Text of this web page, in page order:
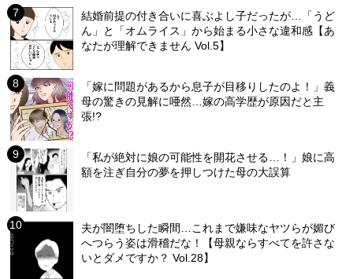
結婚前提の付き合いに喜ぶよし子だったが…「うど
ん」と「オムライス」から始まる小さな違和感【あ
なたが理解できません Vol.5】
「嫁に問題があるから息子が目移りしたのよ！」義
母の驚きの見解に唖然…嫁の高学歴が原因だと主
張!?
「私が絶対に娘の可能性を開花させる…！」娘に高
額を注ぎ自分の夢を押しつけた母の大誤算
夫が闇堕ちした瞬間…これまで嫌味なヤツらが媚び
へつらう姿は滑稽だな！【母親ならすべてを許さな
いとダメですか？ Vol.28】